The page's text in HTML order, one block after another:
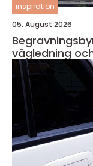
inspiration
05. August 2026
vägledning